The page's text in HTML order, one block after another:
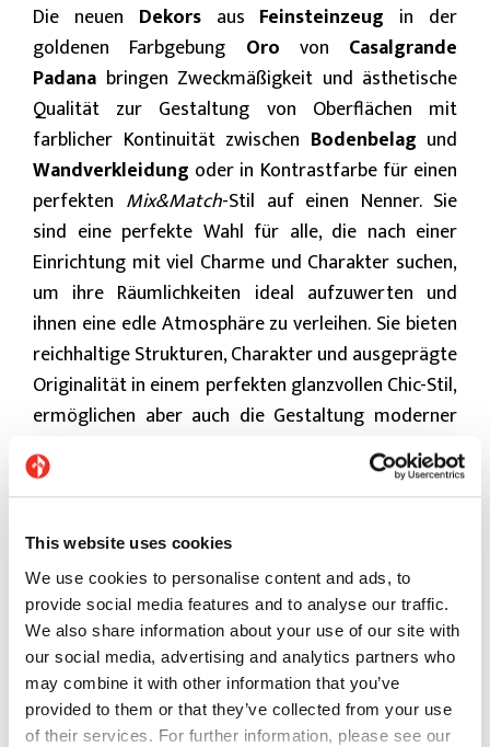
This website uses cookies
We use cookies to personalise content and ads, to
provide social media features and to analyse our traffic.
We also share information about your use of our site with
our social media, advertising and analytics partners who
may combine it with other information that you’ve
provided to them or that they’ve collected from your use
of their services. For further information, please see our
Die neuen Dekorsaus Feinsteinzeug in der
goldenen Farbgebung Oro von Casalgrande
Padana bringen Zweckmäßigkeit und ästhetische
Qualität zur Gestaltung von Oberflächen mit
farblicher Kontinuität zwischen Bodenbelag und
Wandverkleidung oder in Kontrastfarbe für einen
perfekten Mix&Match-Stil auf einen Nenner. Sie
sind eine perfekte Wahl für alle, die nach einer
Einrichtung mit viel Charme und Charakter suchen,
um ihre Räumlichkeiten ideal aufzuwerten und
ihnen eine edle Atmosphäre zu verleihen. Sie bieten
reichhaltige Strukturen, Charakter und ausgeprägte
Originalität in einem perfekten glanzvollen Chic-Stil,
ermöglichen aber auch die Gestaltung moderner
Räume im typischen Stil New Yorker Lofts mit
großstädtischem Flair.